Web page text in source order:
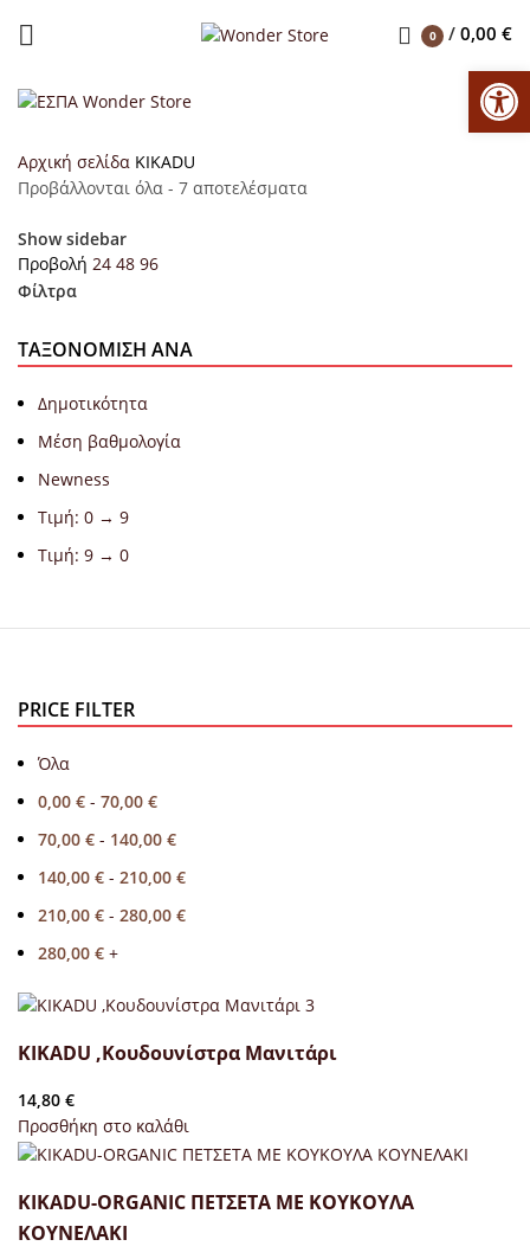
0 / 0,00 €
Αρχική σελίδα KIKADU
Προβάλλονται όλα - 7 αποτελέσματα
Show sidebar
Προβολή 24 48 96
Φίλτρα
ΤΑΞΟΝΌΜΙΣΗ ΑΝΆ
Δημοτικότητα
Μέση βαθμολογία
Newness
Τιμή: 0 → 9
Τιμή: 9 → 0
PRICE FILTER
Όλα
0,00 € - 70,00 €
70,00 € - 140,00 €
140,00 € - 210,00 €
210,00 € - 280,00 €
280,00 € +
KIKADU ,Κουδουνίστρα Μανιτάρι
14,80 €
Προσθήκη στο καλάθι
KIKADU-ORGANIC ΠΕΤΣΕΤΑ ΜΕ ΚΟΥΚΟΥΛΑ
ΚΟΥΝΕΛΑΚΙ